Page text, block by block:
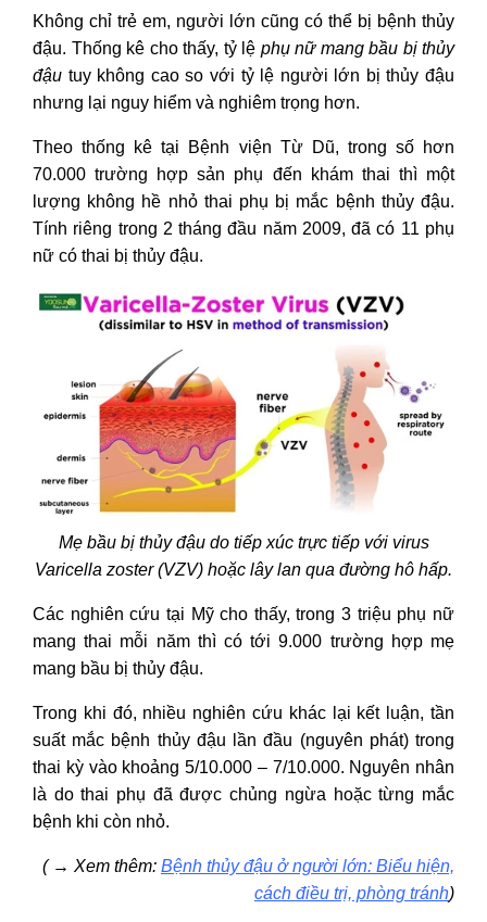
Không chỉ trẻ em, người lớn cũng có thể bị bệnh thủy
đậu. Thống kê cho thấy, tỷ lệ phụ nữ mang bầu bị thủy
đậu tuy không cao so với tỷ lệ người lớn bị thủy đậu
nhưng lại nguy hiểm và nghiêm trọng hơn.
Theo thống kê tại Bệnh viện Từ Dũ, trong số hơn
70.000 trường hợp sản phụ đến khám thai thì một
lượng không hề nhỏ thai phụ bị mắc bệnh thủy đậu.
Tính riêng trong 2 tháng đầu năm 2009, đã có 11 phụ
nữ có thai bị thủy đậu.
Mẹ bầu bị thủy đậu do tiếp xúc trực tiếp với virus
Varicella zoster (VZV) hoặc lây lan qua đường hô hấp.
Các nghiên cứu tại Mỹ cho thấy, trong 3 triệu phụ nữ
mang thai mỗi năm thì có tới 9.000 trường hợp mẹ
mang bầu bị thủy đậu.
Trong khi đó, nhiều nghiên cứu khác lại kết luận, tần
suất mắc bệnh thủy đậu lần đầu (nguyên phát) trong
thai kỳ vào khoảng 5/10.000 – 7/10.000. Nguyên nhân
là do thai phụ đã được chủng ngừa hoặc từng mắc
bệnh khi còn nhỏ.
( → Xem thêm: Bệnh thủy đậu ở người lớn: Biểu hiện,
cách điều trị, phòng tránh)